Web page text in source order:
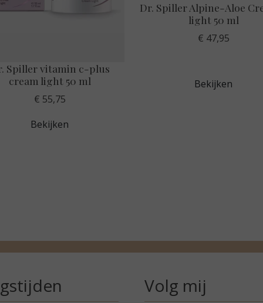
Spiller vitamin c-plus
cream light 50 ml
€ 55,75
Bekijken
Dr. Spiller Alpine-Aloe
light 50 ml
€ 47,95
Bekijken
Volg mij